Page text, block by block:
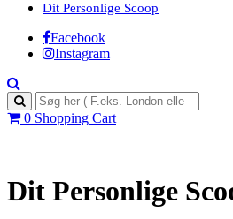
Dit Personlige Scoop
Facebook
Instagram
0 Shopping Cart
Dit Personlige